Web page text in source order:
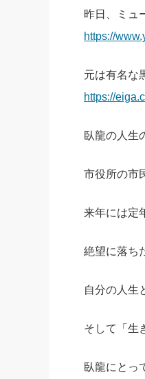
昨日、ミュ
https://
元は有名な
https://
臥龍の人生
市役所の市
来年には定
絶望に落ち
自分の人生
そして「生
臥龍にとっ